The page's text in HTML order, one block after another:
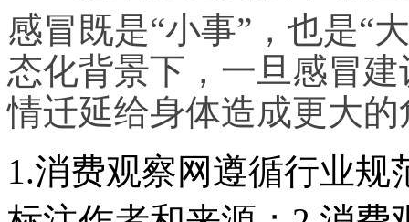
感冒既是“小事”，也是“
态化背景下，一旦感冒
情迁延给身体造成更大的
1.消费观察网遵循行业